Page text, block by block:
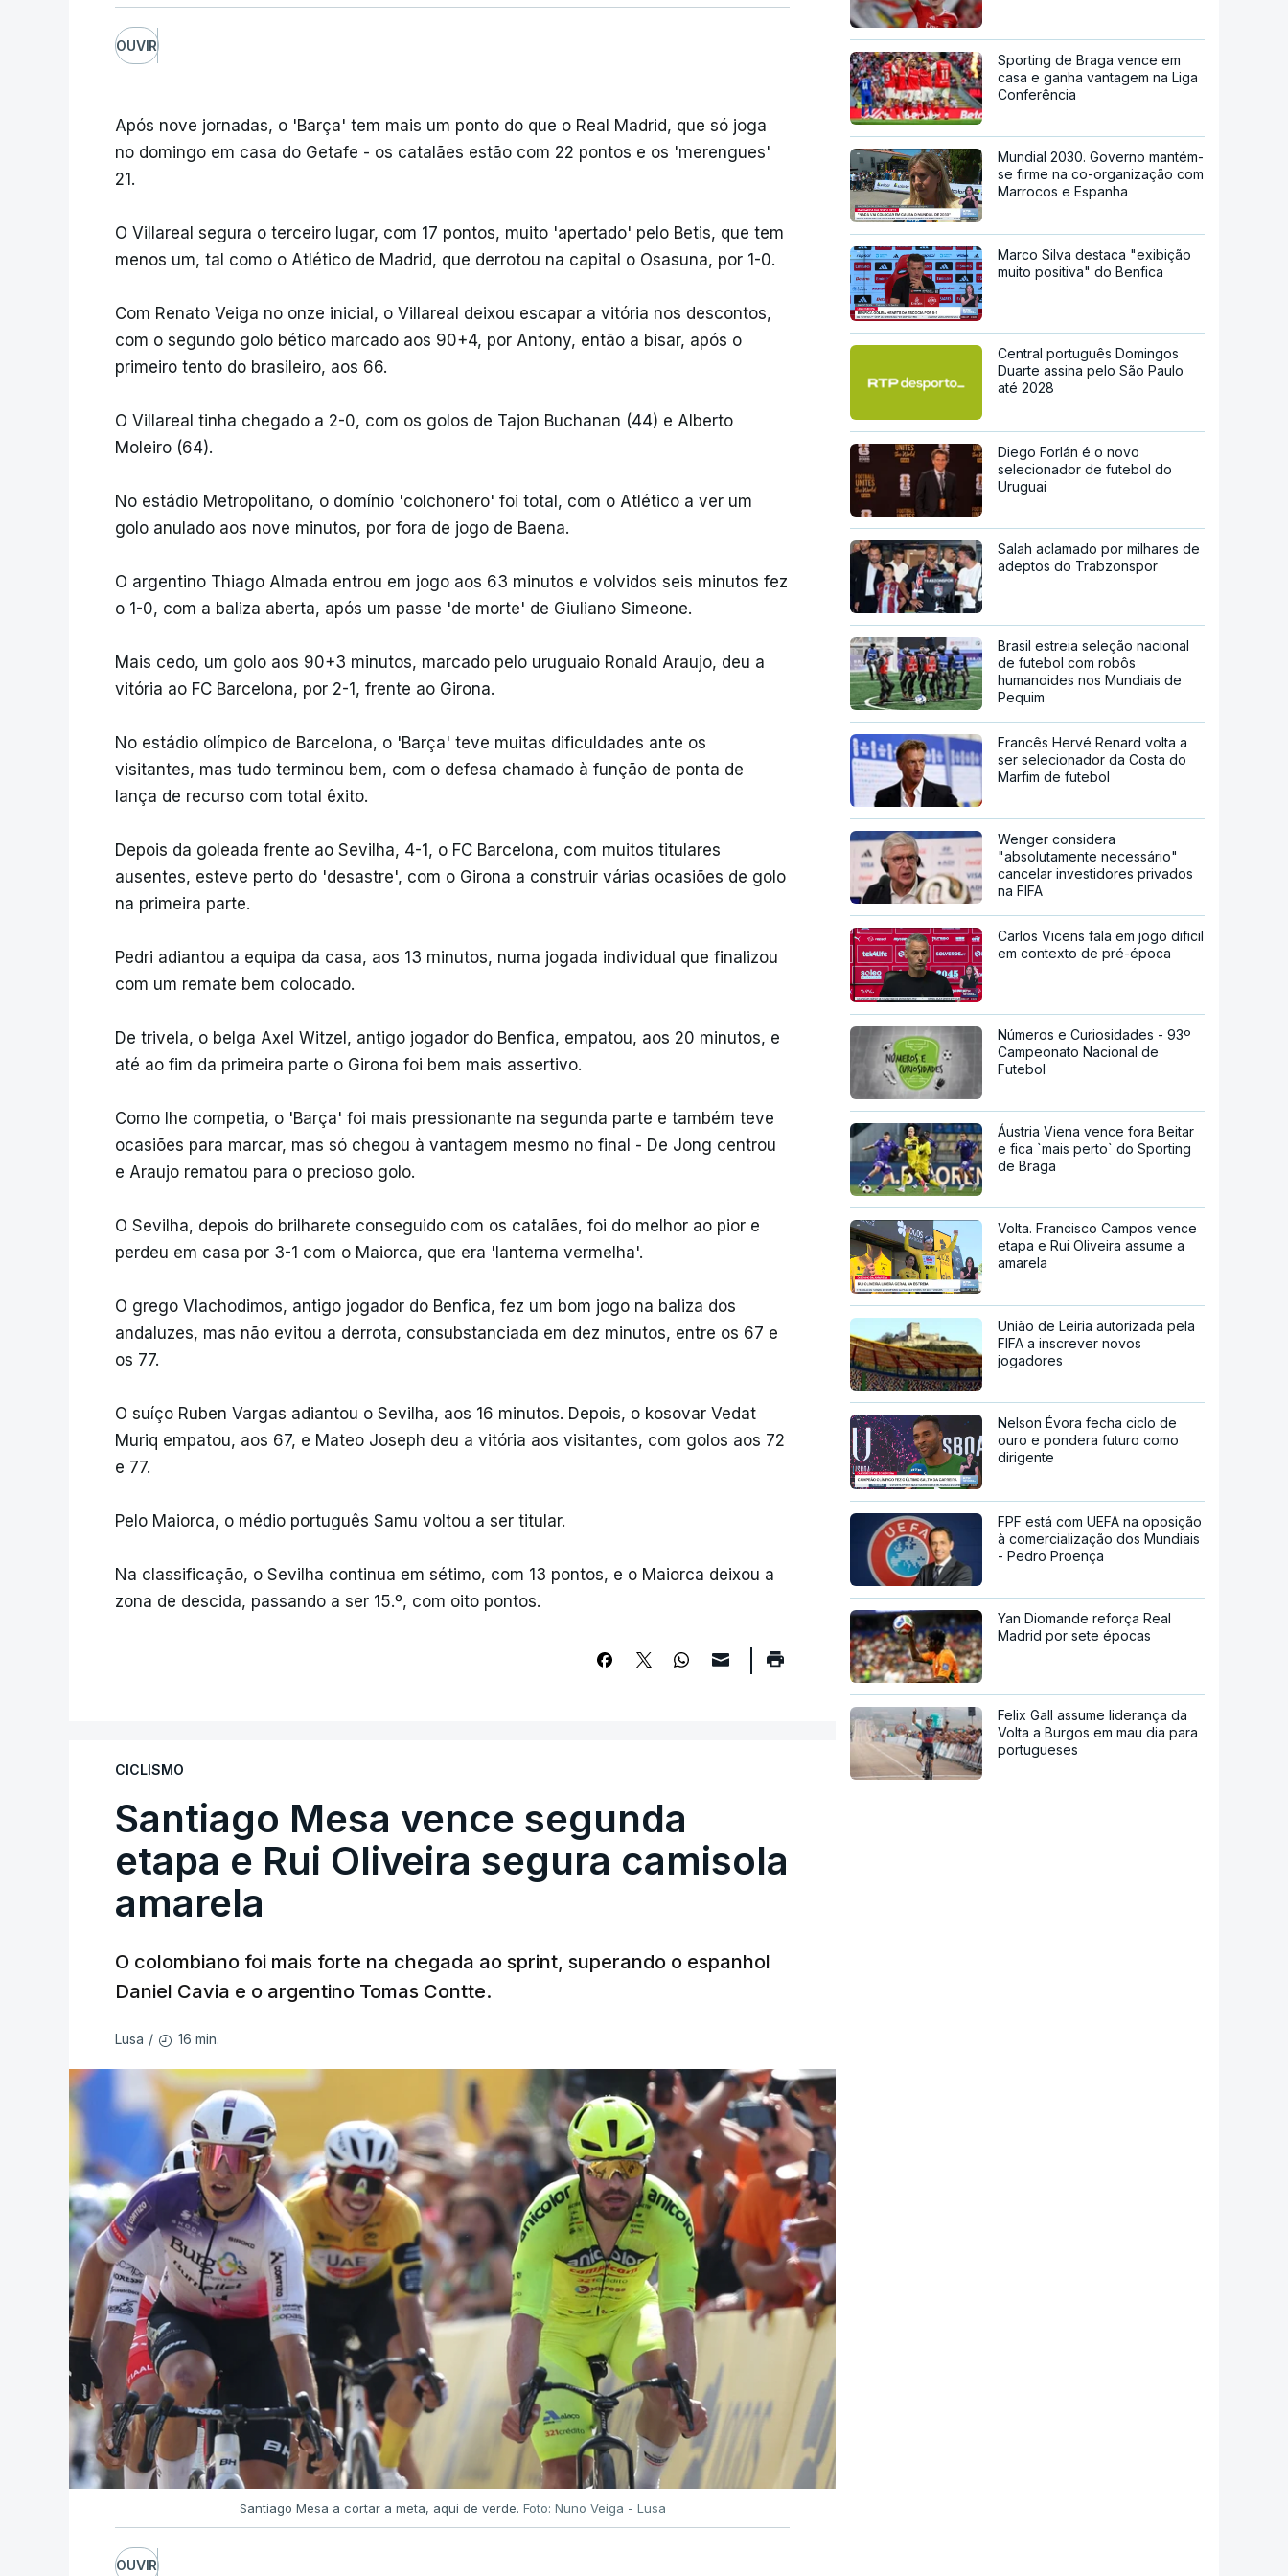
OUVIR
Após nove jornadas, o 'Barça' tem mais um ponto do que o Real Madrid, que só joga
no domingo em casa do Getafe - os catalães estão com 22 pontos e os 'merengues'
21.
O Villareal segura o terceiro lugar, com 17 pontos, muito 'apertado' pelo Betis, que tem
menos um, tal como o Atlético de Madrid, que derrotou na capital o Osasuna, por 1-0.
Com Renato Veiga no onze inicial, o Villareal deixou escapar a vitória nos descontos,
com o segundo golo bético marcado aos 90+4, por Antony, então a bisar, após o
primeiro tento do brasileiro, aos 66.
O Villareal tinha chegado a 2-0, com os golos de Tajon Buchanan (44) e Alberto
Moleiro (64).
No estádio Metropolitano, o domínio 'colchonero' foi total, com o Atlético a ver um
golo anulado aos nove minutos, por fora de jogo de Baena.
O argentino Thiago Almada entrou em jogo aos 63 minutos e volvidos seis minutos fez
o 1-0, com a baliza aberta, após um passe 'de morte' de Giuliano Simeone.
Mais cedo, um golo aos 90+3 minutos, marcado pelo uruguaio Ronald Araujo, deu a
vitória ao FC Barcelona, por 2-1, frente ao Girona.
No estádio olímpico de Barcelona, o 'Barça' teve muitas dificuldades ante os
visitantes, mas tudo terminou bem, com o defesa chamado à função de ponta de
lança de recurso com total êxito.
Depois da goleada frente ao Sevilha, 4-1, o FC Barcelona, com muitos titulares
ausentes, esteve perto do 'desastre', com o Girona a construir várias ocasiões de golo
na primeira parte.
Pedri adiantou a equipa da casa, aos 13 minutos, numa jogada individual que finalizou
com um remate bem colocado.
De trivela, o belga Axel Witzel, antigo jogador do Benfica, empatou, aos 20 minutos, e
até ao fim da primeira parte o Girona foi bem mais assertivo.
Como lhe competia, o 'Barça' foi mais pressionante na segunda parte e também teve
ocasiões para marcar, mas só chegou à vantagem mesmo no final - De Jong centrou
e Araujo rematou para o precioso golo.
O Sevilha, depois do brilharete conseguido com os catalães, foi do melhor ao pior e
perdeu em casa por 3-1 com o Maiorca, que era 'lanterna vermelha'.
O grego Vlachodimos, antigo jogador do Benfica, fez um bom jogo na baliza dos
andaluzes, mas não evitou a derrota, consubstanciada em dez minutos, entre os 67 e
os 77.
O suíço Ruben Vargas adiantou o Sevilha, aos 16 minutos. Depois, o kosovar Vedat
Muriq empatou, aos 67, e Mateo Joseph deu a vitória aos visitantes, com golos aos 72
e 77.
Pelo Maiorca, o médio português Samu voltou a ser titular.
Na classificação, o Sevilha continua em sétimo, com 13 pontos, e o Maiorca deixou a
zona de descida, passando a ser 15.º, com oito pontos.
CICLISMO
Santiago Mesa vence segunda
etapa e Rui Oliveira segura camisola
amarela
O colombiano foi mais forte na chegada ao sprint, superando o espanhol
Daniel Cavia e o argentino Tomas Contte.
Lusa / 16 min.
Santiago Mesa a cortar a meta, aqui de verde. Foto: Nuno Veiga - Lusa
OUVIR
Sporting de Braga vence em
casa e ganha vantagem na Liga
Conferência
Mundial 2030. Governo mantém-
se firme na co-organização com
Marrocos e Espanha
Marco Silva destaca "exibição
muito positiva" do Benfica
Central português Domingos
Duarte assina pelo São Paulo
até 2028
Diego Forlán é o novo
selecionador de futebol do
Uruguai
Salah aclamado por milhares de
adeptos do Trabzonspor
Brasil estreia seleção nacional
de futebol com robôs
humanoides nos Mundiais de
Pequim
Francês Hervé Renard volta a
ser selecionador da Costa do
Marfim de futebol
Wenger considera
"absolutamente necessário"
cancelar investidores privados
na FIFA
Carlos Vicens fala em jogo dificil
em contexto de pré-época
Números e Curiosidades - 93º
Campeonato Nacional de
Futebol
Áustria Viena vence fora Beitar
e fica `mais perto` do Sporting
de Braga
Volta. Francisco Campos vence
etapa e Rui Oliveira assume a
amarela
União de Leiria autorizada pela
FIFA a inscrever novos
jogadores
Nelson Évora fecha ciclo de
ouro e pondera futuro como
dirigente
FPF está com UEFA na oposição
à comercialização dos Mundiais
- Pedro Proença
Yan Diomande reforça Real
Madrid por sete épocas
Felix Gall assume liderança da
Volta a Burgos em mau dia para
portugueses